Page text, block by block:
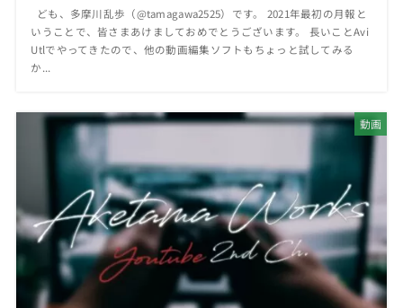
ども、多摩川乱歩（@tamagawa2525）です。 2021年最初の月報と
いうことで、皆さまあけましておめでとうございます。 長いことAvi
Utlでやってきたので、他の動画編集ソフトもちょっと試してみる
か...
動画